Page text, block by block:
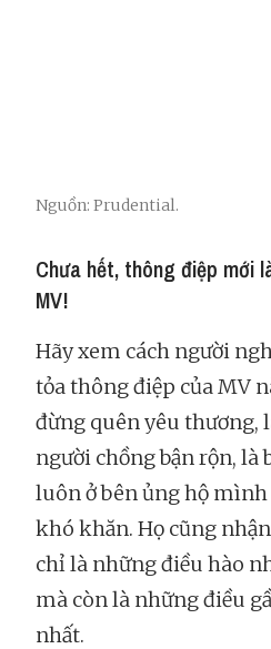
Nguồn: Prudential.
Chưa hết, thông điệp mới
MV!
Hãy xem cách người
tỏa thông điệp của MV
đừng quên yêu thương,
người chồng bận rộn, là
luôn ở bên ủng hộ
khó khăn. Họ cũng
chỉ là những điều hào
mà còn là những điều
nhất.